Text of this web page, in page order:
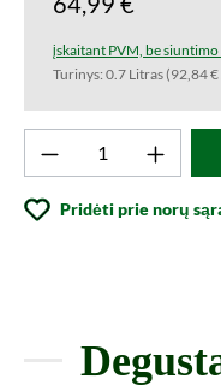
įskaitant PVM, be
Turinys: 0.7 Litras(92,84 €
Produkto
Pridėti prie norų